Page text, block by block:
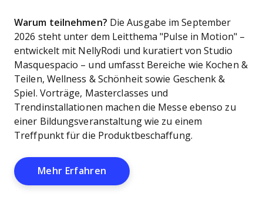
Warum teilnehmen? Die Ausgabe im September
2026 steht unter dem Leitthema "Pulse in Motion" –
entwickelt mit NellyRodi und kuratiert von Studio
Masquespacio – und umfasst Bereiche wie Kochen &
Teilen, Wellness & Schönheit sowie Geschenk &
Spiel. Vorträge, Masterclasses und
Trendinstallationen machen die Messe ebenso zu
einer Bildungsveranstaltung wie zu einem
Treffpunkt für die Produktbeschaffung.
Mehr Erfahren Opens New Window